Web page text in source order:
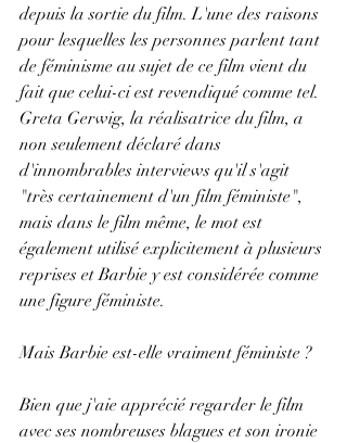
depuis la sortie du film. L'une des raisons
pour lesquelles les personnes parlent tant
de féminisme au sujet de ce film vient du
fait que celui-ci est revendiqué comme tel.
Greta Gerwig, la réalisatrice du film, a
non seulement déclaré dans
d'innombrables interviews qu'il s'agit
"très certainement d'un film féministe",
mais dans le film même, le mot est
également utilisé explicitement à plusieurs
reprises et Barbie y est considérée comme
une figure féministe.
Mais Barbie est-elle vraiment féministe ?
Bien que j'aie apprécié regarder le film
avec ses nombreuses blagues et son ironie